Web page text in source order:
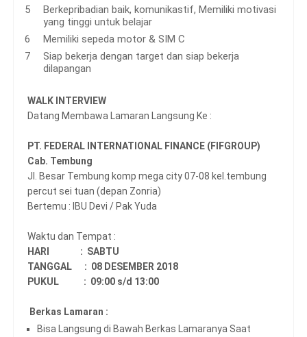
Berkepribadian baik, komunikastif, Memiliki motivasi
yang tinggi untuk belajar
Memiliki sepeda motor & SIM C
Siap bekerja dengan target dan siap bekerja
dilapangan
WALK INTERVIEW
Datang Membawa Lamaran Langsung Ke :
PT. FEDERAL INTERNATIONAL FINANCE (FIFGROUP)
Cab. Tembung
Jl. Besar Tembung komp mega city 07-08 kel.tembung
percut sei tuan (depan Zonria)
Bertemu : IBU Devi / Pak Yuda
Waktu dan Tempat :
HARI : SABTU
TANGGAL : 08 DESEMBER 2018
PUKUL : 09:00 s/d 13:00
Berkas Lamaran :
Bisa Langsung di Bawah Berkas Lamaranya Saat